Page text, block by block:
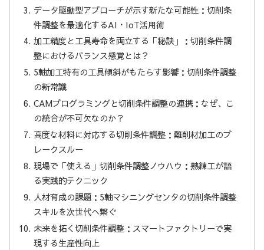
データ駆動型アプローチが示す新たな可能性：切削条
件調整を最適化するAI・IoT活用術
加工精度と工具寿命を両立する「秘訣」：切削条件調
整におけるバランス感覚とは？
5軸加工特有の工具傾斜がもたらす影響：切削条件調整
の新常識
CAMプログラミングと切削条件調整の連携：なぜ、こ
の統合が不可欠なのか？
高度な材料に対応する切削条件調整：難削材加工のブ
レークスルー
現場で「使える」切削条件調整ノウハウ：熟練工が語
る実践的テクニック
人材育成の課題：5軸マシニングセンタの切削条件調整
スキルを次世代へ繋ぐ
未来を拓く切削条件調整：スマートファクトリーで実
現する生産性向上